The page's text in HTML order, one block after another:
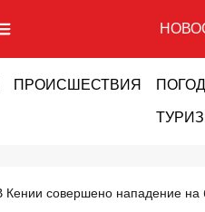
ПРОИСШЕСТВИЯ
Кении совершено нападение на